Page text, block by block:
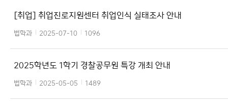
[취업] 취업진로지원센터 취업인식 실태조사 안내
법학과 2025-07-10 1096
2025학년도 1학기 경찰공무원 특강 개최 안내
법학과 2025-05-05 1489